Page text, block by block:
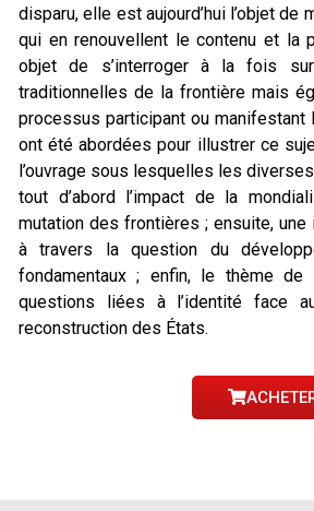
disparu, elle est aujourd’hui l’objet
qui en renouvellent le contenu et la
objet de s’interroger à la fois
traditionnelles de la frontière mais
processus participant ou
ont été abordées pour illustrer ce
l’ouvrage sous lesquelles les
tout d’abord l’impact de la
mutation des frontières ; ensuite,
à travers la question du
fondamentaux ; enfin, le thème
questions liées à l’identité face
reconstruction des États.